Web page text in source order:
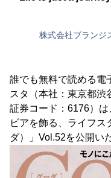
株式会社ブランジ
誰でも無料で読める電
スタ（本社：東京都渋
証券コード：6176）
ビアを飾る、ライフス
ダ）」Vol.52を公開い